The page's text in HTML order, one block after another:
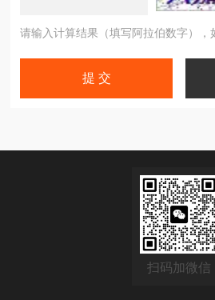
请输入计算结果（填写阿拉伯数字），
扫码加微信